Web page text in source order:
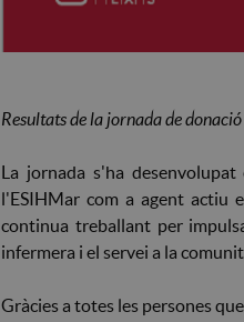
Resultats de la jornada de
La jornada s'ha
l'ESIHMar com a agent actiu
continua treballant per
infermera i el servei a la
Gràcies a totes les persones